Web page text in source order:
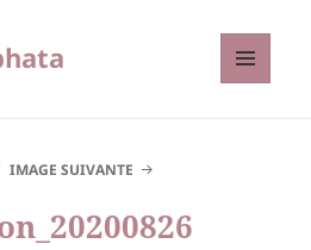
IMAGE SUIVANTE